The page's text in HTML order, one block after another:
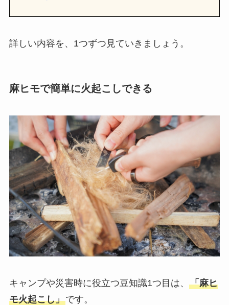
詳しい内容を、1つずつ見ていきましょう。
麻ヒモで簡単に火起こしできる
キャンプや災害時に役立つ豆知識1つ目は、 「麻ヒ
モ火起こし」です。